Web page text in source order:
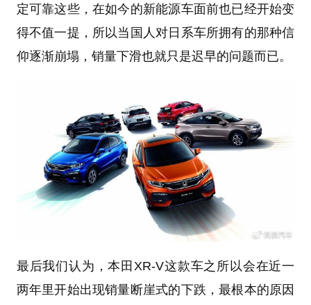
定可靠这些，在如今的新能源车面前也已经开始变
得不值一提，所以当国人对日系车所拥有的那种信
仰逐渐崩塌，销量下滑也就只是迟早的问题而已。
最后我们认为，本田XR-V这款车之所以会在近一
两年里开始出现销量断崖式的下跌，最根本的原因